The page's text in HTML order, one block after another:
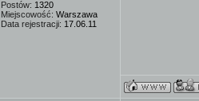
Postów: 1320
Miejscowość: Warszawa
Data rejestracji: 17.06.11